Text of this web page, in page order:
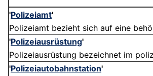
'Polizeiamt'
Polizeiamt bezieht sich auf eine
'Polizeiausrüstung'
Polizeiausrüstung bezeichnet im
'Polizeiautobahnstation'